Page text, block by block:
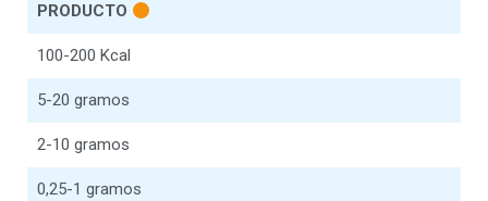
PRODUCTO
100-200 Kcal
5-20 gramos
2-10 gramos
0,25-1 gramos